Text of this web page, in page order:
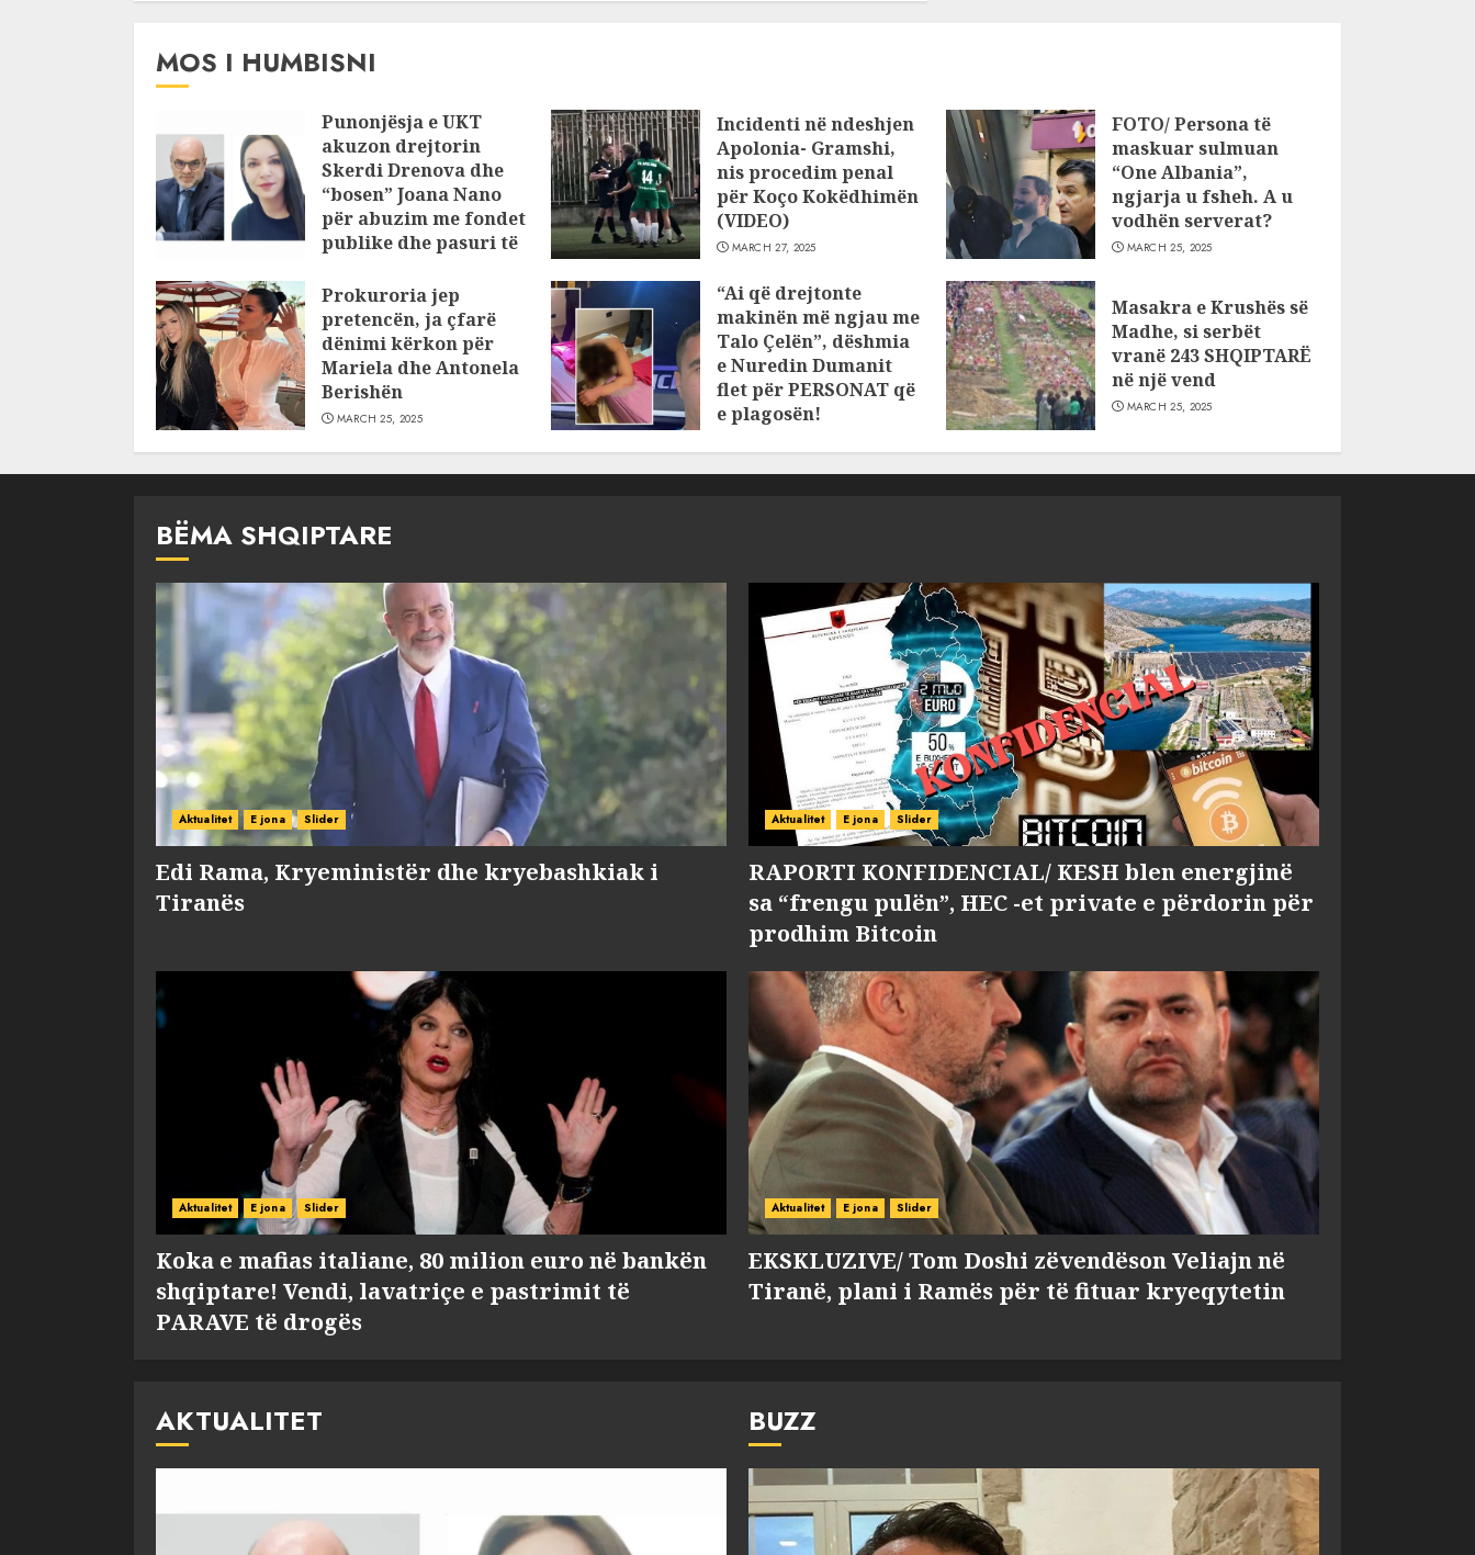
MOS I HUMBISNI
Punonjësja e UKT
akuzon drejtorin
Skerdi Drenova dhe
“bosen” Joana Nano
për abuzim me fondet
publike dhe pasuri të
JULY 24, 2025
Incidenti në ndeshjen
Apolonia- Gramshi,
nis procedim penal
për Koço Kokëdhimën
(VIDEO)
MARCH 27, 2025
FOTO/ Persona të
maskuar sulmuan
“One Albania”,
ngjarja u fsheh. A u
vodhën serverat?
MARCH 25, 2025
Prokuroria jep
pretencën, ja çfarë
dënimi kërkon për
Mariela dhe Antonela
Berishën
MARCH 25, 2025
“Ai që drejtonte
makinën më ngjau me
Talo Çelën”, dëshmia
e Nuredin Dumanit
flet për PERSONAT që
e plagosën!
Masakra e Krushës së
Madhe, si serbët
vranë 243 SHQIPTARË
në një vend
MARCH 25, 2025
BËMA SHQIPTARE
Aktualitet E jona Slider
Edi Rama, Kryeministër dhe kryebashkiak i
Tiranës
Aktualitet E jona Slider
RAPORTI KONFIDENCIAL/ KESH blen energjinë
sa “frengu pulën”, HEC -et private e përdorin për
prodhim Bitcoin
Aktualitet E jona Slider
Koka e mafias italiane, 80 milion euro në bankën
shqiptare! Vendi, lavatriçe e pastrimit të
PARAVE të drogës
Aktualitet E jona Slider
EKSKLUZIVE/ Tom Doshi zëvendëson Veliajn në
Tiranë, plani i Ramës për të fituar kryeqytetin
AKTUALITET BUZZ